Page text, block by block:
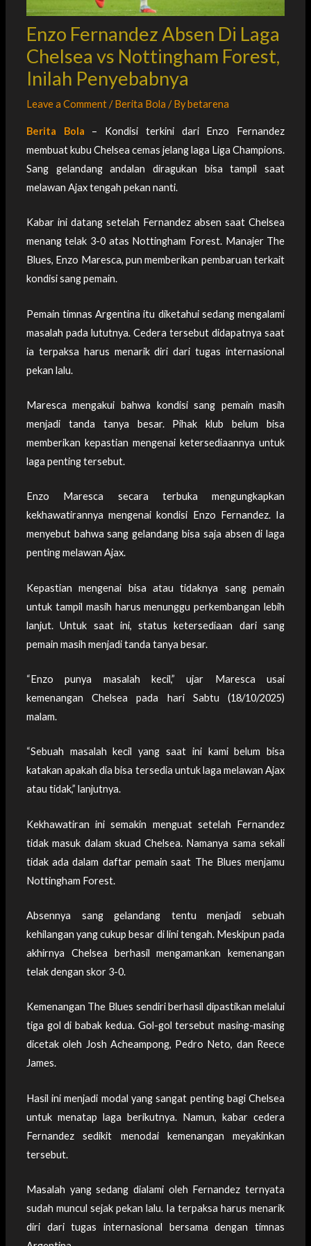
Enzo Fernandez Absen Di Laga
Chelsea vs Nottingham Forest,
Inilah Penyebabnya
Leave a Comment/Berita Bola / Bybetarena
Berita Bola – Kondisi terkini dari Enzo Fernandez
membuat kubu Chelsea cemas jelang laga Liga Champions.
Sang gelandang andalan diragukan bisa tampil saat
melawan Ajax tengah pekan nanti.
Kabar ini datang setelah Fernandez absen saat Chelsea
menang telak 3-0 atas Nottingham Forest. Manajer The
Blues, Enzo Maresca, pun memberikan pembaruan terkait
kondisi sang pemain.
Pemain timnas Argentina itu diketahui sedang mengalami
masalah pada lututnya. Cedera tersebut didapatnya saat
ia terpaksa harus menarik diri dari tugas internasional
pekan lalu.
Maresca mengakui bahwa kondisi sang pemain masih
menjadi tanda tanya besar. Pihak klub belum bisa
memberikan kepastian mengenai ketersediaannya untuk
laga penting tersebut.
Enzo Maresca secara terbuka mengungkapkan
kekhawatirannya mengenai kondisi Enzo Fernandez. Ia
menyebut bahwa sang gelandang bisa saja absen di laga
penting melawan Ajax.
Kepastian mengenai bisa atau tidaknya sang pemain
untuk tampil masih harus menunggu perkembangan lebih
lanjut. Untuk saat ini, status ketersediaan dari sang
pemain masih menjadi tanda tanya besar.
“Enzo punya masalah kecil,” ujar Maresca usai
kemenangan Chelsea pada hari Sabtu (18/10/2025)
malam.
“Sebuah masalah kecil yang saat ini kami belum bisa
katakan apakah dia bisa tersedia untuk laga melawan Ajax
atau tidak,” lanjutnya.
Kekhawatiran ini semakin menguat setelah Fernandez
tidak masuk dalam skuad Chelsea. Namanya sama sekali
tidak ada dalam daftar pemain saat The Blues menjamu
Nottingham Forest.
Absennya sang gelandang tentu menjadi sebuah
kehilangan yang cukup besar di lini tengah. Meskipun pada
akhirnya Chelsea berhasil mengamankan kemenangan
telak dengan skor 3-0.
Kemenangan The Blues sendiri berhasil dipastikan melalui
tiga gol di babak kedua. Gol-gol tersebut masing-masing
dicetak oleh Josh Acheampong, Pedro Neto, dan Reece
James.
Hasil ini menjadi modal yang sangat penting bagi Chelsea
untuk menatap laga berikutnya. Namun, kabar cedera
Fernandez sedikit menodai kemenangan meyakinkan
tersebut.
Masalah yang sedang dialami oleh Fernandez ternyata
sudah muncul sejak pekan lalu. Ia terpaksa harus menarik
diri dari tugas internasional bersama dengan timnas